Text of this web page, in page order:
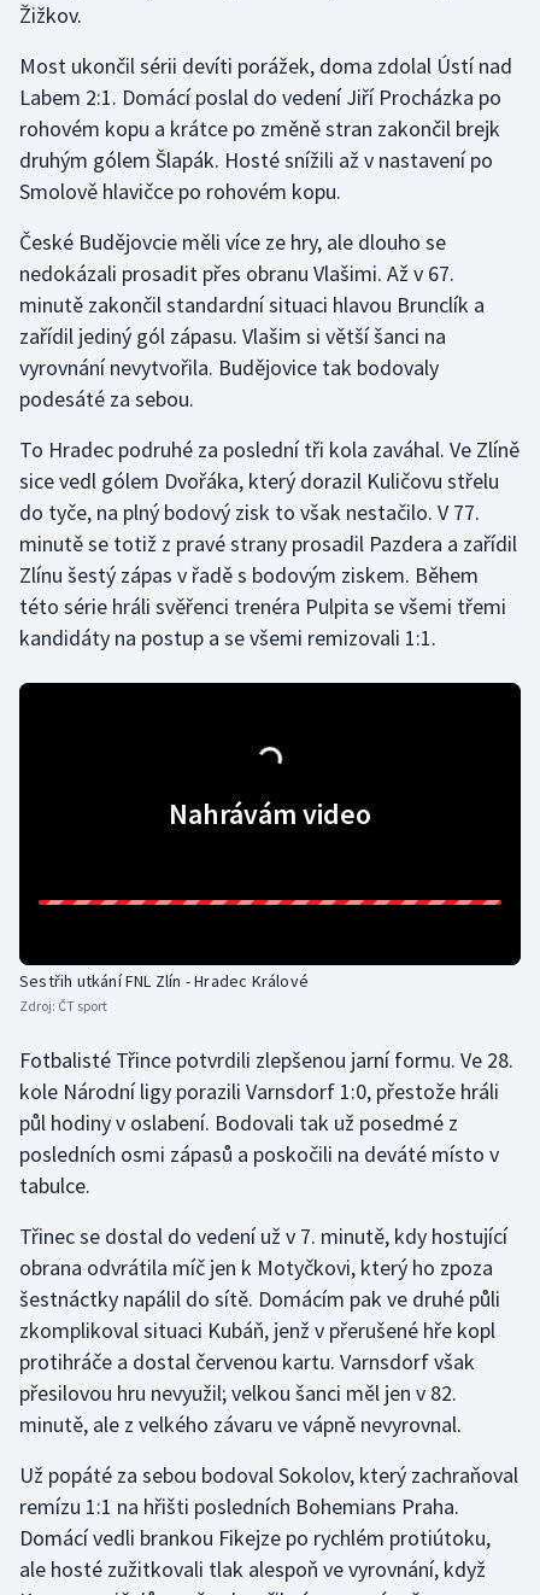
Gymnastika
Házená
Jezdectví
Judo
Krasobruslení
Lezení
Lyže a snowboard
Motorsport
Olympijské hry
Parasport
Rychlostní kanoistika
Sportovní střelba
Stolní tenis
Triatlon
Veslování
Vodní slalom
Volejbal
Ostatní
Žižkov.
Most ukončil sérii devíti porážek, doma zdolal Ústí nad
Labem 2:1. Domácí poslal do vedení Jiří Procházka po
rohovém kopu a krátce po změně stran zakončil brejk
druhým gólem Šlapák. Hosté snížili až v nastavení po
Smolově hlavičce po rohovém kopu.
České Budějovcie měli více ze hry, ale dlouho se
nedokázali prosadit přes obranu Vlašimi. Až v 67.
minutě zakončil standardní situaci hlavou Brunclík a
zařídil jediný gól zápasu. Vlašim si větší šanci na
vyrovnání nevytvořila. Budějovice tak bodovaly
podesáté za sebou.
To Hradec podruhé za poslední tři kola zaváhal. Ve Zlíně
sice vedl gólem Dvořáka, který dorazil Kuličovu střelu
do tyče, na plný bodový zisk to však nestačilo. V 77.
minutě se totiž z pravé strany prosadil Pazdera a zařídil
Zlínu šestý zápas v řadě s bodovým ziskem. Během
této série hráli svěřenci trenéra Pulpita se všemi třemi
kandidáty na postup a se všemi remizovali 1:1.
Nahrávám video
Sestřih utkání FNL Zlín - Hradec Králové
Zdroj: ČT sport
Fotbalisté Třince potvrdili zlepšenou jarní formu. Ve 28.
kole Národní ligy porazili Varnsdorf 1:0, přestože hráli
půl hodiny v oslabení. Bodovali tak už posedmé z
posledních osmi zápasů a poskočili na deváté místo v
tabulce.
Třinec se dostal do vedení už v 7. minutě, kdy hostující
obrana odvrátila míč jen k Motyčkovi, který ho zpoza
šestnáctky napálil do sítě. Domácím pak ve druhé půli
zkomplikoval situaci Kubáň, jenž v přerušené hře kopl
protihráče a dostal červenou kartu. Varnsdorf však
přesilovou hru nevyužil; velkou šanci měl jen v 82.
minutě, ale z velkého závaru ve vápně nevyrovnal.
Už popáté za sebou bodoval Sokolov, který zachraňoval
remízu 1:1 na hřišti posledních Bohemians Praha.
Domácí vedli brankou Fikejze po rychlém protiútoku,
ale hosté zužitkovali tlak alespoň ve vyrovnání, když